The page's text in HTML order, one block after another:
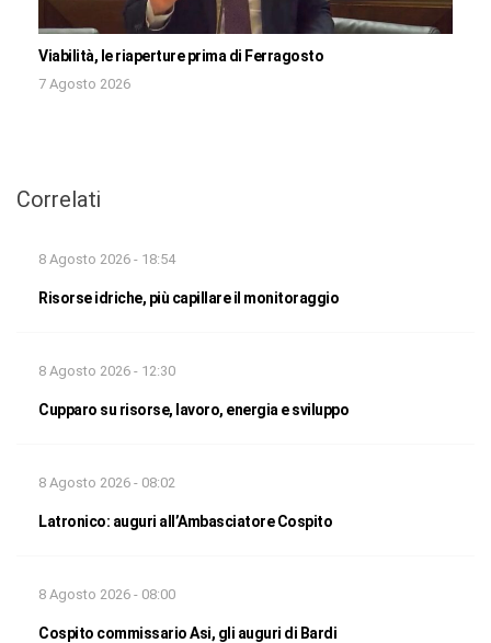
Viabilità, le riaperture prima di Ferragosto
7 Agosto 2026
Correlati
8 Agosto 2026 - 18:54
Risorse idriche, più capillare il monitoraggio
8 Agosto 2026 - 12:30
Cupparo su risorse, lavoro, energia e sviluppo
8 Agosto 2026 - 08:02
Latronico: auguri all’Ambasciatore Cospito
8 Agosto 2026 - 08:00
Cospito commissario Asi, gli auguri di Bardi